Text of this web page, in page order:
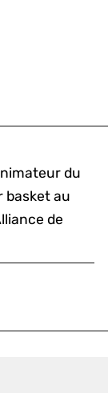
du
basket au
de